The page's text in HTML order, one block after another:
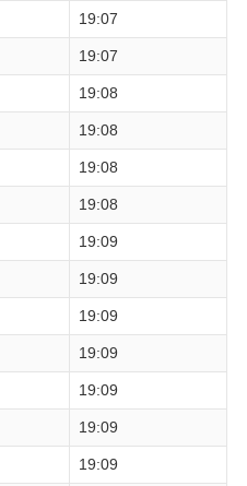
19:07
19:07
19:08
19:08
19:08
19:08
19:09
19:09
19:09
19:09
19:09
19:09
19:09